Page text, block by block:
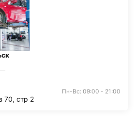
Пн-Вс: 09:00 - 21:00
70, стр 2